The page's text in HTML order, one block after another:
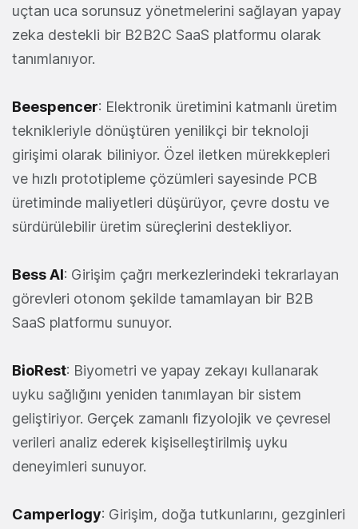
uçtan uca sorunsuz yönetmelerini sağlayan yapay
zeka destekli bir B2B2C SaaS platformu olarak
tanımlanıyor.
Beespencer: Elektronik üretimini katmanlı üretim
teknikleriyle dönüştüren yenilikçi bir teknoloji
girişimi olarak biliniyor. Özel iletken mürekkepleri
ve hızlı prototipleme çözümleri sayesinde PCB
üretiminde maliyetleri düşürüyor, çevre dostu ve
sürdürülebilir üretim süreçlerini destekliyor.
Bess AI: Girişim çağrı merkezlerindeki tekrarlayan
görevleri otonom şekilde tamamlayan bir B2B
SaaS platformu sunuyor.
BioRest: Biyometri ve yapay zekayı kullanarak
uyku sağlığını yeniden tanımlayan bir sistem
geliştiriyor. Gerçek zamanlı fizyolojik ve çevresel
verileri analiz ederek kişiselleştirilmiş uyku
deneyimleri sunuyor.
Camperlogy: Girişim, doğa tutkunlarını, gezginleri